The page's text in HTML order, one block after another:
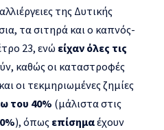
της Δυτικής
τα σιτηρά και ο καπνός-
23, ενώ είχαν όλες τις
καθώς οι καταστροφές
οι τεκμηριωμένες ζημίες
του 40% (μάλιστα στις
), όπως επίσημαέχουν